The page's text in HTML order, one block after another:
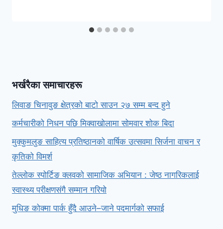
भर्खरैका समाचारहरू
लिवाङ चिनावुङ क्षेत्रको बाटो साउन २७ सम्म बन्द हुने
कर्मचारीको निधन पछि मिक्वाखोलामा सोमवार शोक बिदा
मुक्कुमलुङ साहित्य प्रतिष्ठानको वार्षिक उत्सवमा सिर्जना वाचन र
कृतिको विमर्श
तेल्लोक स्पोर्टिङ क्लवको सामाजिक अभियान : जेष्ठ नागरिकलाई
स्वास्थ्य परीक्षणसंगै सम्मान गरियो
मुधिङ कोक्मा पार्क हुँदै आउने–जाने पदमार्गको सफाई